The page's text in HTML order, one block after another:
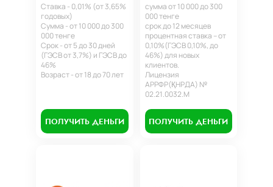
Ставка - 0,01% (от 3,65%
годовых)
Сумма - от 10 000 до 300
000 тенге
Срок - от 5 до 30 дней
(ГЭСВ от 3,7%) и ГЭСВ до
46%
Возраст - от 18 до 70 лет
ПОЛУЧИТЬ ДЕНЬГИ
сумма от 10 000 до 300
000 тенге
срок до 12 месяцев
процентная ставка – от
0,10%(ГЭСВ 0,10%, до
46%) для новых
клиентов.
Лицензия
АРРФР(ҚНРДА) №
02.21.0032.М
ПОЛУЧИТЬ ДЕНЬГИ